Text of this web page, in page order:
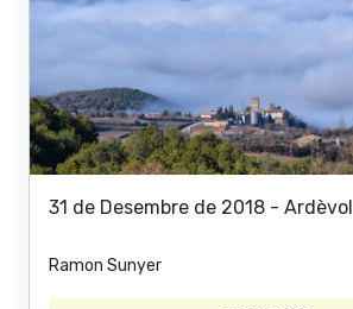
31 de Desembre de 2018 - Ardèvol
Ramon Sunyer